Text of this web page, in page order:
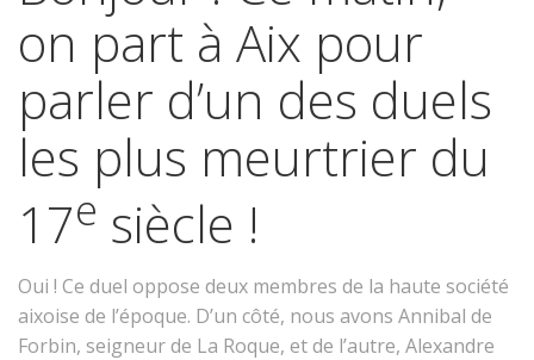
on part à Aix pour
parler d’un des duels
les plus meurtrier du
17e siècle !
Oui ! Ce duel oppose deux membres de la haute société
aixoise de l’époque. D’un côté, nous avons Annibal de
Forbin, seigneur de La Roque, et de l’autre, Alexandre